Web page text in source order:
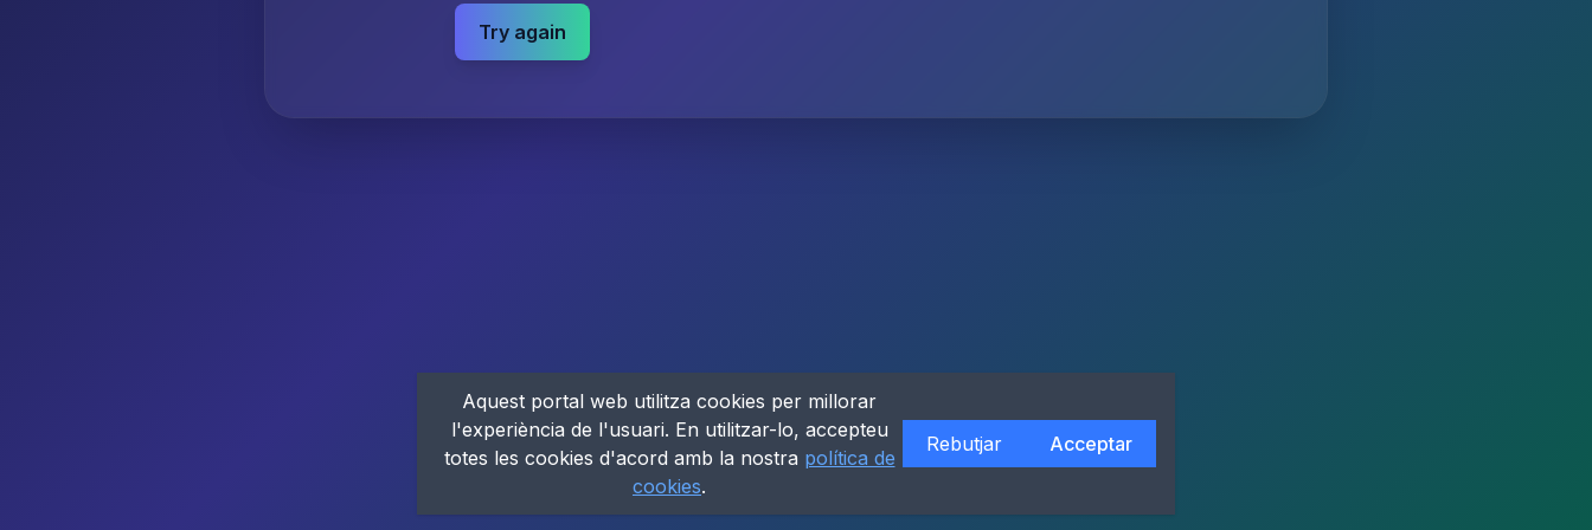
Try again
Aquest portal web utilitza cookies per millorar
l'experiència de l'usuari. En utilitzar-lo, accepteu
totes les cookies d'acord amb la nostra política de
cookies.
Rebutjar Acceptar